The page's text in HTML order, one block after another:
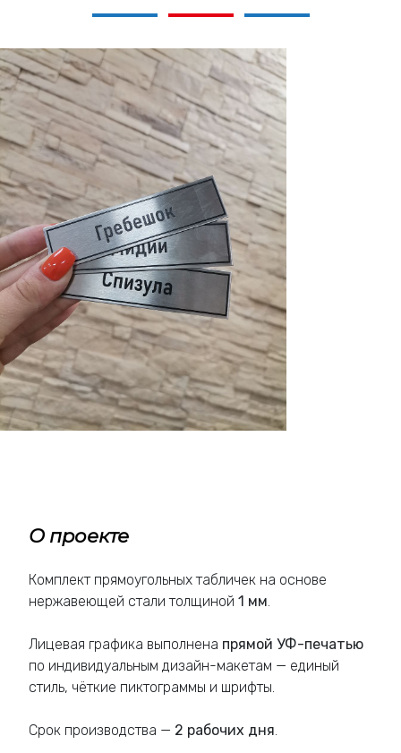
О проекте
Комплект прямоугольных табличек на основе
нержавеющей стали толщиной 1 мм
Лицевая графика выполнена прямой УФ-печатью
по индивидуальным дизайн-макетам — единый
стиль, чёткие пиктограммы и шрифты.
Срок производства — 2 рабочих дня